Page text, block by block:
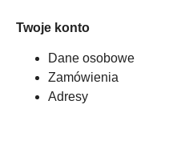
Twoje konto
Dane osobowe
Zamówienia
Adresy